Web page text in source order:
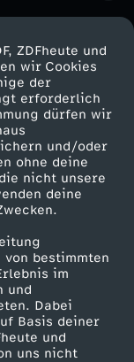
ZDFheute und
wir Cookies
der
erforderlich
dürfen wir
und/oder
ohne deine
nicht unsere
deine
bestimmten
im
und
Dabei
Basis deiner
und
uns nicht
ZDF